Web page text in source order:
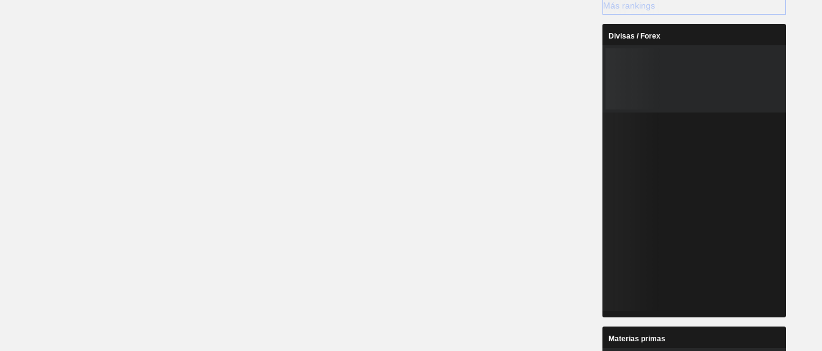
Más rankings
Divisas / Forex
Materias primas